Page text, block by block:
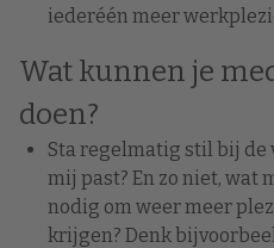
iederéén meer
Wat kunnen je
doen?
Sta regelmatig stil bij de
mij past? En zo niet, wat
nodig om weer meer
krijgen? Denk